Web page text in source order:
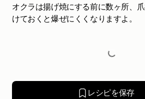
オクラは揚げ焼にする前に数ヶ所、
けておくと爆ぜにくくなりますよ。
レシピを保存